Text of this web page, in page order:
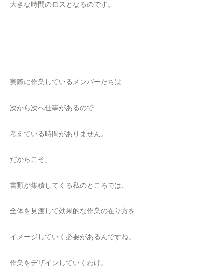
大きな時間のロスとなるのです。
実際に作業しているメンバーたちは
次から次へ仕事があるので
考えている時間がありません。
だからこそ、
書類が集積してくる私のところでは、
全体を見渡して効果的な作業の在り方を
イメージしていく必要があるんですね。
作業をデザインしていくわけ。